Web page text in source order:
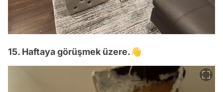
15. Haftaya görüşmek üzere.👋